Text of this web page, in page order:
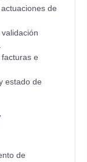
de
e
estado de
de